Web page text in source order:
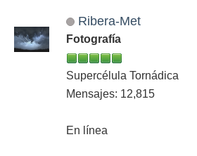
Ribera-Met
Fotografía
Supercélula Tornádica
Mensajes: 12,815
En línea